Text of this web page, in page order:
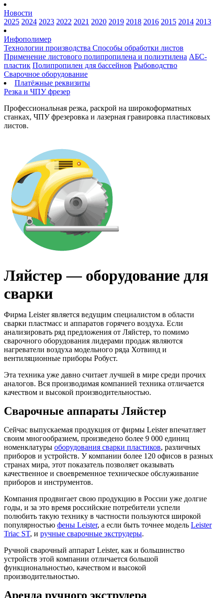
Новости
2025 2024 2023 2022 2021 2020 2019 2018 2016 2015 2014 2013
Инфополимер
Технологии производства Способы обработки листов
Применение листового полипропилена и полиэтилена АБС-
пластик Полипропилен для бассейнов Рыбоводство
Сварочное оборудование
Платёжные реквизиты
Резка и ЧПУ фрезер
Профессиональная резка, раскрой на широкоформатных
станках, ЧПУ фрезеровка и лазерная гравировка пластиковых
листов.
Ляйстер — оборудование для
сварки
Фирма Leister является ведущим специалистом в области
сварки пластмасс и аппаратов горячего воздуха. Если
анализировать ряд предложения от Ляйстер, то помимо
сварочного оборудования лидерами продаж являются
нагреватели воздуха модельного ряда Хотвинд и
вентиляционные приборы Робуст.
Эта техника уже давно считает лучшей в мире среди прочих
аналогов. Вся производимая компанией техника отличается
качеством и высокой производительностью.
Сварочные аппараты Ляйстер
Сейчас выпускаемая продукция от фирмы Leister впечатляет
своим многообразием, произведено более 9 000 единиц
номенклатуры оборудования сварки пластиков, различных
приборов и устройств. У компании более 120 офисов в разных
странах мира, этот показатель позволяет оказывать
качественное и своевременное техническое обслуживание
приборов и инструментов.
Компания продвигает свою продукцию в России уже долгие
годы, и за это время российские потребители успели
полюбить такую технику в частности пользуются широкой
популярностью фены Leister, а если быть точнее модель Leister
Triac ST, и ручные сварочные экструдеры.
Ручной сварочный аппарат Leister, как и большинство
устройств этой компании отличается большой
функциональностью, качеством и высокой
производительностью.
Аренда ручного экструдера